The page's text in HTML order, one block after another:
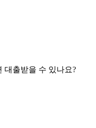
대출받을 수 있나요?